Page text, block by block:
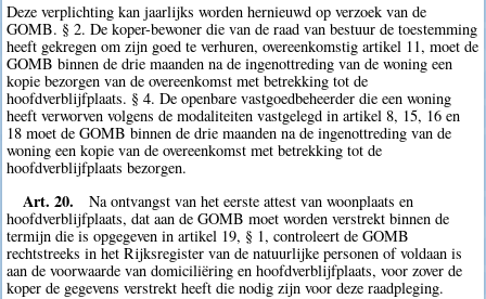
Deze verplichting kan jaarlijks worden hernieuwd op verzoek van de
GOMB. § 2. De koper-bewoner die van de raad van bestuur de toestemming
heeft gekregen om zijn goed te verhuren, overeenkomstig artikel 11, moet de
GOMB binnen de drie maanden na de ingenottreding van de woning een
kopie bezorgen van de overeenkomst met betrekking tot de
hoofdverblijfplaats. § 4. De openbare vastgoedbeheerder die een woning
heeft verworven volgens de modaliteiten vastgelegd in artikel 8, 15, 16 en
18 moet de GOMB binnen de drie maanden na de ingenottreding van de
woning een kopie van de overeenkomst met betrekking tot de
hoofdverblijfplaats bezorgen.
Art. 20.
Na ontvangst van het eerste attest van woonplaats en
hoofdverblijfplaats, dat aan de GOMB moet worden verstrekt binnen de
termijn die is opgegeven in artikel 19, § 1, controleert de GOMB
rechtstreeks in het Rijksregister van de natuurlijke personen of voldaan is
aan de voorwaarde van domiciliëring en hoofdverblijfplaats, voor zover de
koper de gegevens verstrekt heeft die nodig zijn voor deze raadpleging.